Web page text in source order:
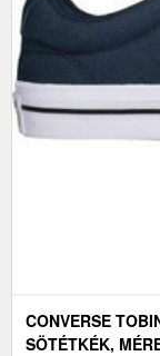
CONVERSE
SÖTÉTKÉK,